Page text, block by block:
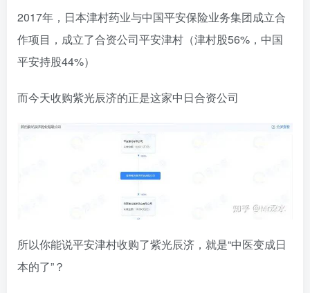
2017年，日本津村药业与中国平安保险业务集团成立合
作项目，成立了合资公司平安津村（津村股56%，中国
平安持股44%）
而今天收购紫光辰济的正是这家中日合资公司
所以你能说平安津村收购了紫光辰济，就是“中医变成日
本的了”？